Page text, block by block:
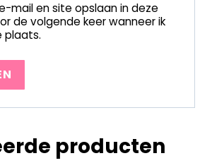
mail en site opslaan in deze
de volgende keer wanneer ik
plaats.
producten